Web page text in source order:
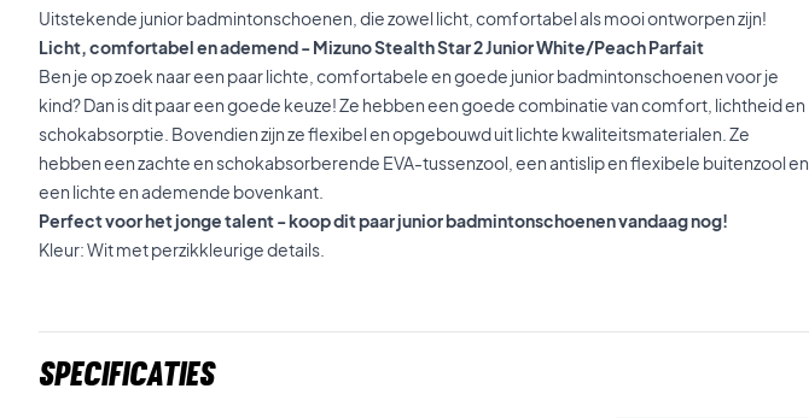
Uitstekende junior badmintonschoenen, die zowel licht, comfortabel als mooi ontworpen zijn!
Licht, comfortabel en ademend - Mizuno Stealth Star 2 Junior White/Peach Parfait
Ben je op zoek naar een paar lichte, comfortabele en goede junior badmintonschoenen voor je
kind? Dan is dit paar een goede keuze! Ze hebben een goede combinatie van comfort, lichtheid en
schokabsorptie. Bovendien zijn ze flexibel en opgebouwd uit lichte kwaliteitsmaterialen. Ze
hebben een zachte en schokabsorberende EVA-tussenzool, een antislip en flexibele buitenzool en
een lichte en ademende bovenkant.
Perfect voor het jonge talent - koop dit paar junior badmintonschoenen vandaag nog!
Kleur: Wit met perzikkleurige details.
Specificaties